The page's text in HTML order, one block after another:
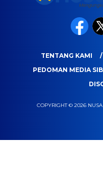
TENTANG KAMI
PEDOMAN MEDIA
COPYRIGHT © 2026